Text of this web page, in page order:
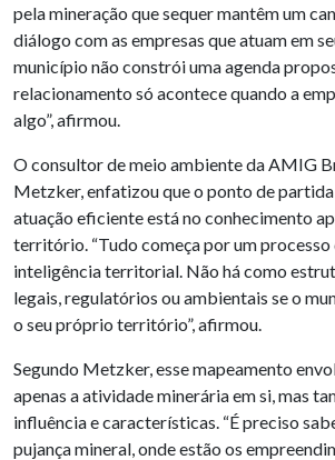
pela mineração que sequer mantêm um
diálogo com as empresas que atuam em
município não constrói uma agenda
relacionamento só acontece quando a
algo”, afirmou.
O consultor de meio ambiente da AMIG
Metzker, enfatizou que o ponto de
atuação eficiente está no conhecimento
território. “Tudo começa por um processo
inteligência territorial. Não há como
legais, regulatórios ou ambientais se o
o seu próprio território”, afirmou.
Segundo Metzker, esse mapeamento
apenas a atividade minerária em si, mas
influência e características. “É preciso
pujança mineral, onde estão os